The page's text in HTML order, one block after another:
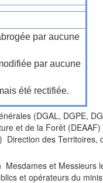
par aucune
par aucune
été rectifiée.
(DGAL, DGPE,
et de la Forêt (DEAAF)
Direction des Territoires,
Mesdames et Messieurs
et opérateurs du